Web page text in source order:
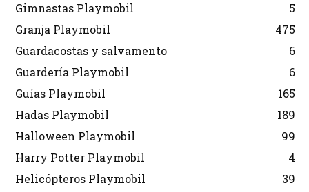
Gimnastas Playmobil
5
Granja Playmobil
475
Guardacostas y salvamento
6
Guardería Playmobil
6
Guías Playmobil
165
Hadas Playmobil
189
Halloween Playmobil
99
Harry Potter Playmobil
4
Helicópteros Playmobil
39